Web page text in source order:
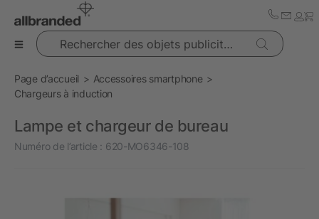
Rechercher des objets publicitaires
Page d’accueil
Accessoires smartphone
Chargeurs à induction
Lampe et chargeur de bureau
Numéro de l’article : 620-MO6346-108